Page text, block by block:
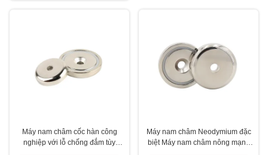
Máy nam châm cốc hàn công
nghiệp với lỗ chống đắm tùy
Máy nam châm Neodymium đặc
biệt Máy nam châm nông mạnh